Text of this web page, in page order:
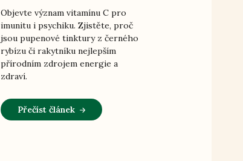
Objevte význam vitamínu C pro
imunitu i psychiku. Zjistěte, proč
jsou pupenové tinktury z černého
rybízu či rakytníku nejlepším
přírodním zdrojem energie a
zdraví.
Přečíst článek